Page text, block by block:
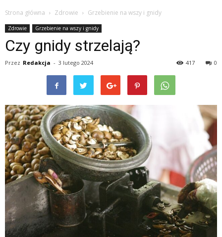
Strona główna Zdrowie Grzebienie na wszy i gnidy
Zdrowie Grzebienie na wszy i gnidy
Czy gnidy strzelają?
Przez Redakcja - 3 lutego 2024 0
417